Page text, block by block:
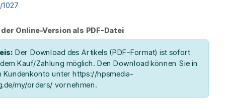
1027
Online-Version als PDF-Datei
Der Download des Artikels (PDF-Format) ist sofort
Kauf/Zahlung möglich. Den Download können Sie in
Kundenkonto unter https://hpsmedia-
my/orders/ vornehmen.